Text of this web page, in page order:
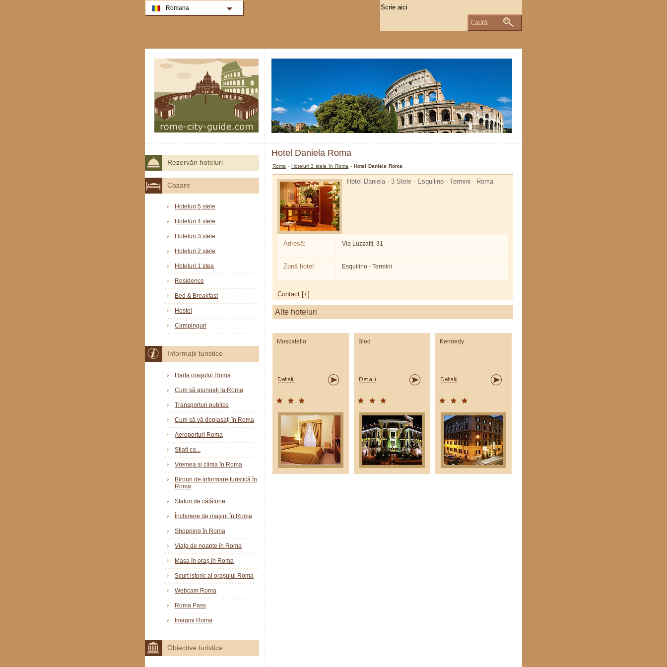
Hotel Daniela Roma
Roma ›Hoteluri 3 stele în Roma › Hotel Daniela Roma
Hotel Daniela - 3 Stele - Esquilino - Termini - Roma
Adresă: Via Luzzatti, 31
Zonă hotel: Esquilino - Termini
Contact [+]
Alte hoteluri
Moscatello Bled Kennedy
Rezervări hoteluri
Cazare
Hoteluri 5 stele
Hoteluri 4 stele
Hoteluri 3 stele
Hoteluri 2 stele
Hoteluri 1 stea
Residence
Bed & Breakfast
Hostel
Campinguri
Informații turistice
Harta oraşului Roma
Cum să ajungeţi la Roma
Transporturi publice
Cum să vă deplasaţi în Roma
Aeroporturi Roma
Stiati ca...
Vremea şi clima în Roma
Birouri de informare turistică în
Roma
Sfaturi de călătorie
Închiriere de maşini în Roma
Shopping în Roma
Viaţa de noapte în Roma
Masa în oraş în Roma
Scurt istoric al oraşului Roma
Webcam Roma
Roma Pass
Imagini Roma
Obiective turistice
Romana
Caută